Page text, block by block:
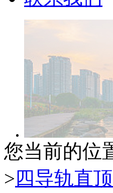
您当前的位
>四导轨直